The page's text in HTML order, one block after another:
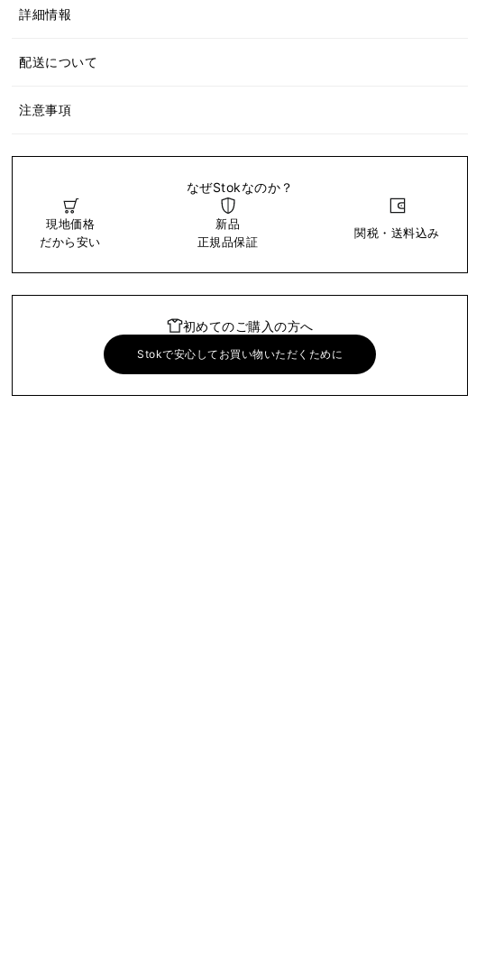
詳細情報
配送について
注意事項
なぜStokなのか？
現地価格
だから安い
新品
正規品保証
関税・送料込み
初めてのご購入の方へ
Stokで安心してお買い物いただくために